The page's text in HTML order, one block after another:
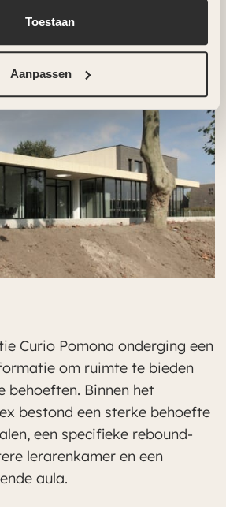
Toestaan
Aanpassen
Curio Pomona onderging een
om ruimte te bieden
behoeften. Binnen het
bestond een sterke behoefte
een specifieke rebound-
lerarenkamer en een
aula.